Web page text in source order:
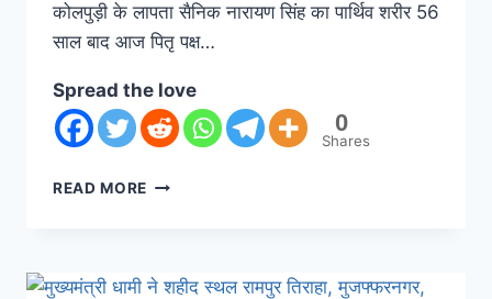
कोलपुड़ी के लापता सैनिक नारायण सिंह का पार्थिव शरीर 56
साल बाद आज पितृ पक्ष…
Spread the love
0
Shares
READ MORE